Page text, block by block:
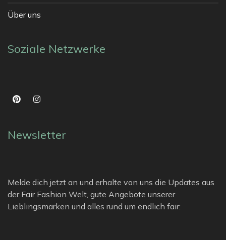
Über uns
Soziale Netzwerke
Newsletter
Melde dich jetzt an und erhalte von uns die Updates aus
der Fair Fashion Welt, gute Angebote unserer
Lieblingsmarken und alles rund um endlich fair: